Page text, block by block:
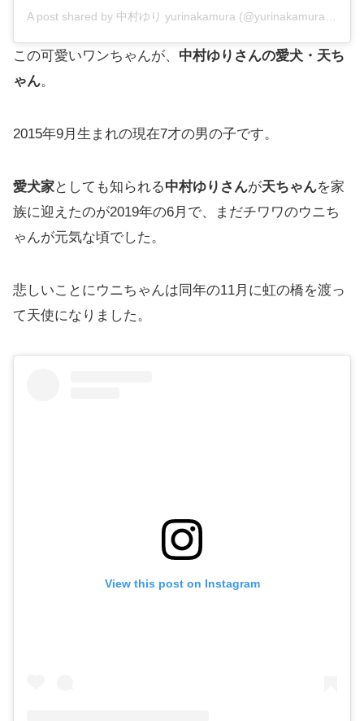
A post shared by 中村ゆり yurinakamura (@yurinakamurawoori)
この可愛いワンちゃんが、 中村ゆりさんの愛犬・天ち
ゃん。
2015年9月生まれの現在7才の男の子です。
愛犬家としても知られる中村ゆりさんが天ちゃんを家
族に迎えたのが2019年の6月で、まだチワワのウニち
ゃんが元気な頃でした。
悲しいことにウニちゃんは同年の11月に虹の橋を渡っ
て天使になりました。
View this post on Instagram